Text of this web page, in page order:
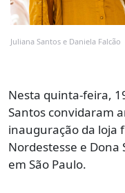
Juliana Santos e Daniela Falcão
Nesta quinta-feira,
Santos convidaram
inauguração da loja
Nordestesse e
em São Paulo.